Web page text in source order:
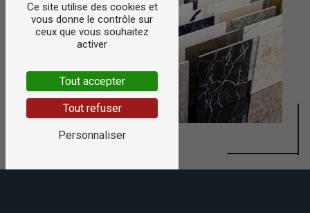
Ce site utilise des cookies et
vous donne le contrôle sur
ceux que vous souhaitez
activer
Tout accepter
Tout refuser
Personnaliser